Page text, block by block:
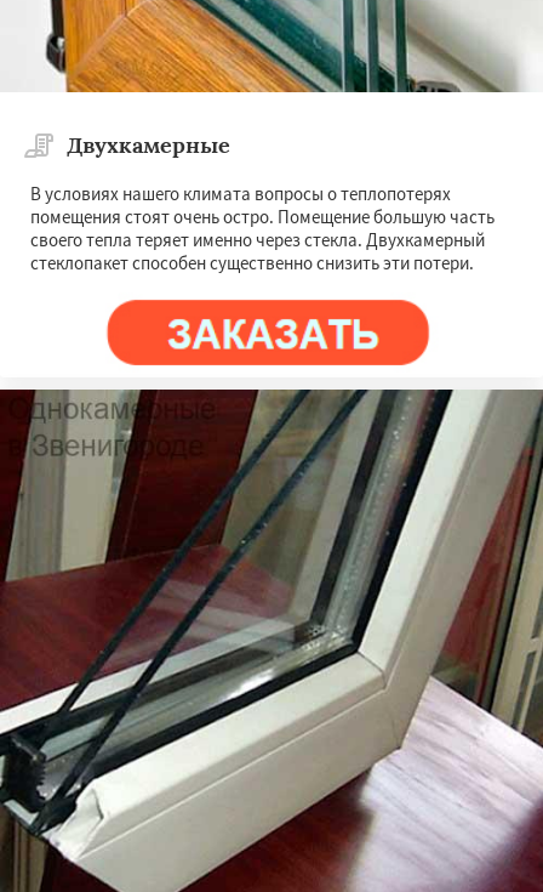
Работаем по
регионам
×
Ивантеевка Истра
Клин
Коломна
Котельники
Красноармейск
Красногорск
Двухкамерные
В условиях нашего климата вопросы о теплопотерях
помещения стоят очень остро. Помещение большую часть
своего тепла теряет именно через стекла. Двухкамерный
стеклопакет способен существенно снизить эти потери.
×
Даю согласие на обработку персональных данных